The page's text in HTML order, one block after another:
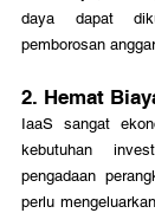
daya dapat
pemborosan
2. Hemat
IaaS sangat
kebutuhan
pengadaan
perlu